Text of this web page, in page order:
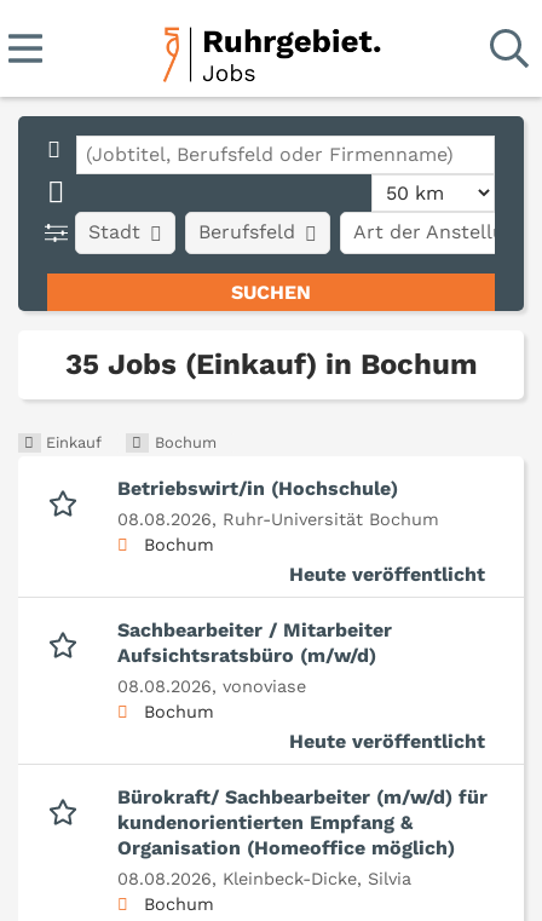
Stadt Art der Anstellung
Berufsfeld
35 Jobs (Einkauf) in Bochum
Einkauf Bochum
Betriebswirt/in (Hochschule)
08.08.2026, Ruhr-Universität Bochum
Bochum
Heute veröffentlicht
Sachbearbeiter / Mitarbeiter
Aufsichtsratsbüro (m/w/d)
08.08.2026, vonoviase
Bochum
Heute veröffentlicht
Bürokraft/ Sachbearbeiter (m/w/d) für
kundenorientierten Empfang &
Organisation (Homeoffice möglich)
08.08.2026, Kleinbeck-Dicke, Silvia
Bochum